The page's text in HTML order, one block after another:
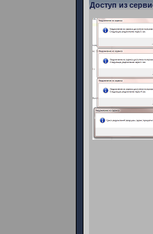
Доступ из